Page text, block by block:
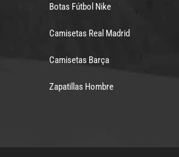
Botas Fútbol Nike
Camisetas Real Madrid
Camisetas Barça
Zapatillas Hombre